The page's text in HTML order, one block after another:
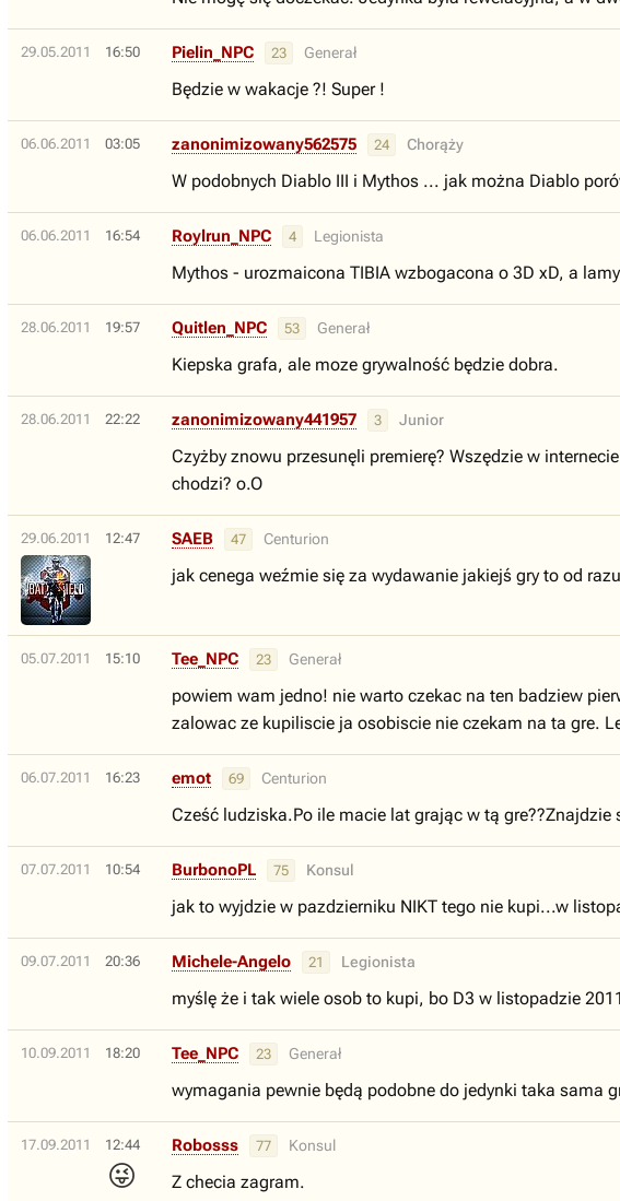
29.05.2011 16:50 Pielin_NPC 23 Generał
Będzie w wakacje ?! Super !
06.06.2011 03:05 zanonimizowany562575 24 Chorąży
W podobnych Diablo III i Mythos ... jak można Diablo
06.06.2011 16:54 Roylrun_NPC 4 Legionista
Mythos - urozmaicona TIBIA wzbogacona o 3D xD, a
28.06.2011 19:57 Quitlen_NPC 53 Generał
Kiepska grafa, ale moze grywalność będzie dobra.
28.06.2011 22:22 zanonimizowany441957 3 Junior
Czyżby znowu przesunęli premierę? Wszędzie w
chodzi? o.O
29.06.2011 12:47 SAEB 47 Centurion
jak cenega weźmie się za wydawanie jakiejś gry to od
05.07.2011 15:10 Tee_NPC 23 Generał
powiem wam jedno! nie warto czekac na ten badziew
zalowac ze kupiliscie ja osobiscie nie czekam na ta gre.
06.07.2011 16:23 emot 69 Centurion
Cześć ludziska.Po ile macie lat grając w tą gre??Znajdzie
07.07.2011 10:54 BurbonoPL 75 Konsul
jak to wyjdzie w pazdzierniku NIKT tego nie kupi...w
09.07.2011 20:36 Michele-Angelo 21 Legionista
myślę że i tak wiele osob to kupi, bo D3 w listopadzie
10.09.2011 18:20 Tee_NPC 23 Generał
wymagania pewnie będą podobne do jedynki taka sama
17.09.2011 12:44
😜
Robosss 77 Konsul
Z checia zagram.